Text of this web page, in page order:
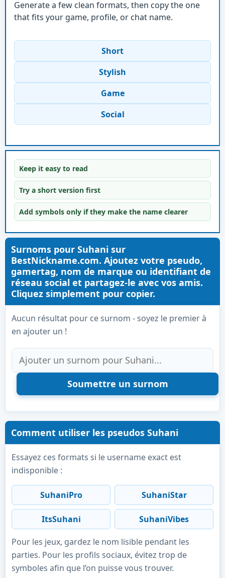
Generate a few clean formats, then copy the one
that fits your game, profile, or chat name.
Short
Stylish
Game
Social
Keep it easy to read
Try a short version first
Add symbols only if they make the name clearer
Surnoms pour Suhani sur
BestNickname.com. Ajoutez votre pseudo,
gamertag, nom de marque ou identifiant de
réseau social et partagez-le avec vos amis.
Cliquez simplement pour copier.
Aucun résultat pour ce surnom - soyez le premier à
en ajouter un !
Comment utiliser les pseudos Suhani
Essayez ces formats si le username exact est
indisponible :
SuhaniPro SuhaniStar
ItsSuhani SuhaniVibes
Pour les jeux, gardez le nom lisible pendant les
parties. Pour les profils sociaux, évitez trop de
symboles afin que l’on puisse vous trouver.